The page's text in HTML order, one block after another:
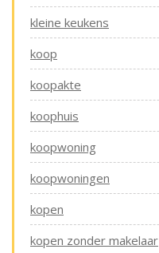
kleine keukens
koop
koopakte
koophuis
koopwoning
koopwoningen
kopen
kopen zonder makelaar